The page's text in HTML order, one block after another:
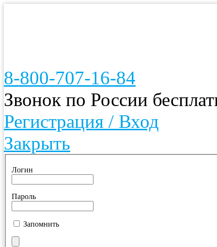
8-800-707-16-84
Звонок по России
Регистрация / Вход
Закрыть
Логин
Пароль
Запомнить